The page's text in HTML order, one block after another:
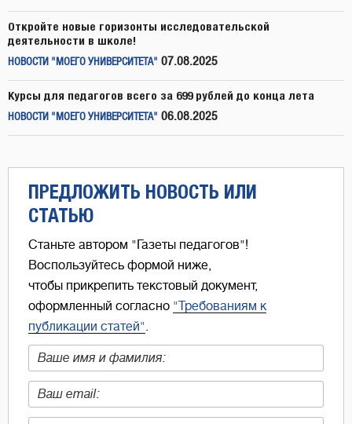
Откройте новые горизонты исследовательской
деятельности в школе!
НОВОСТИ "МОЕГО УНИВЕРСИТЕТА" 07.08.2025
Курсы для педагогов всего за 699 рублей до конца лета
НОВОСТИ "МОЕГО УНИВЕРСИТЕТА" 06.08.2025
ПРЕДЛОЖИТЬ НОВОСТЬ ИЛИ
СТАТЬЮ
Станьте автором "Газеты педагогов"!
Воспользуйтесь формой ниже,
чтобы прикрепить текстовый документ,
оформленный согласно "Требованиям к
публикации статей".